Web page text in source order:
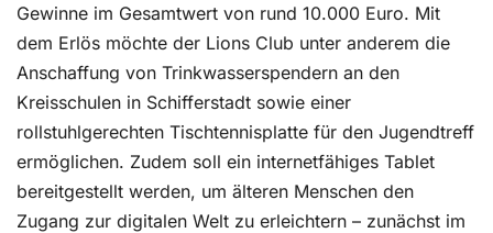
Gewinne im Gesamtwert von rund 10.000 Euro. Mit
dem Erlös möchte der Lions Club unter anderem die
Anschaffung von Trinkwasserspendern an den
Kreisschulen in Schifferstadt sowie einer
rollstuhlgerechten Tischtennisplatte für den Jugendtreff
ermöglichen. Zudem soll ein internetfähiges Tablet
bereitgestellt werden, um älteren Menschen den
Zugang zur digitalen Welt zu erleichtern – zunächst im